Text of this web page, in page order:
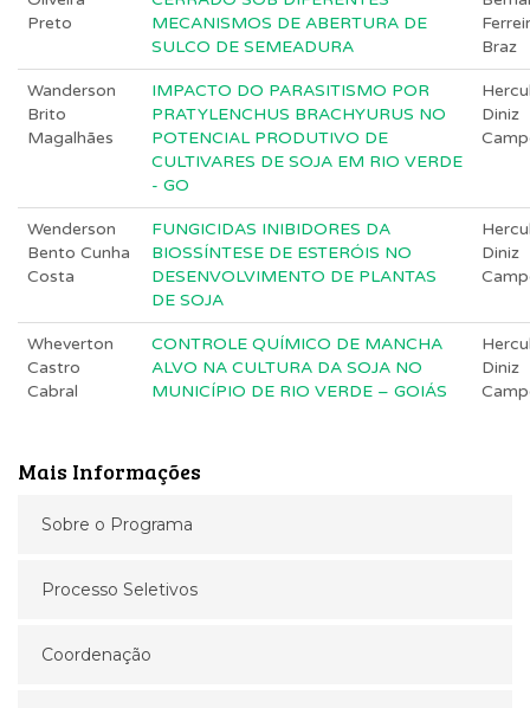
Preto
MECANISMOS DE ABERTURA DE
SULCO DE SEMEADURA
Braz
Wanderson
Brito
Magalhães
IMPACTO DO PARASITISMO POR
PRATYLENCHUS BRACHYURUS NO
POTENCIAL PRODUTIVO DE
CULTIVARES DE SOJA EM RIO VERDE
- GO
Diniz
Wenderson
Bento Cunha
Costa
FUNGICIDAS INIBIDORES DA
BIOSSÍNTESE DE ESTERÓIS NO
DESENVOLVIMENTO DE PLANTAS
DE SOJA
Diniz
Wheverton
Castro
Cabral
CONTROLE QUÍMICO DE MANCHA
ALVO NA CULTURA DA SOJA NO
MUNICÍPIO DE RIO VERDE – GOIÁS
Diniz
Mais Informações
Sobre o Programa
Processo Seletivos
Coordenação